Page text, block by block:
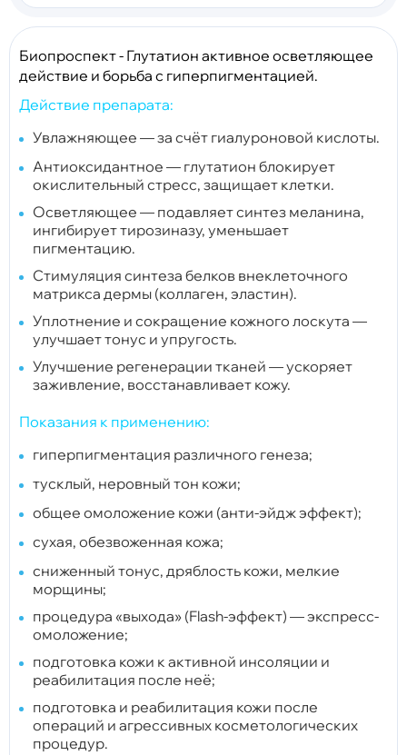
Биопроспект - Глутатион активное осветляющее
действие и борьба с гиперпигментацией.
Действие препарата:
Увлажняющее — за счёт гиалуроновой кислоты.
Антиоксидантное — глутатион блокирует
окислительный стресс, защищает клетки.
Осветляющее — подавляет синтез меланина,
ингибирует тирозиназу, уменьшает
пигментацию.
Стимуляция синтеза белков внеклеточного
матрикса дермы (коллаген, эластин).
Уплотнение и сокращение кожного лоскута —
улучшает тонус и упругость.
Улучшение регенерации тканей — ускоряет
заживление, восстанавливает кожу.
Показания к применению:
гиперпигментация различного генеза;
тусклый, неровный тон кожи;
общее омоложение кожи (анти-эйдж эффект);
сухая, обезвоженная кожа;
сниженный тонус, дряблость кожи, мелкие
морщины;
процедура «выхода» (Flash-эффект) — экспресс-
омоложение;
подготовка кожи к активной инсоляции и
реабилитация после неё;
подготовка и реабилитация кожи после
операций и агрессивных косметологических
процедур.